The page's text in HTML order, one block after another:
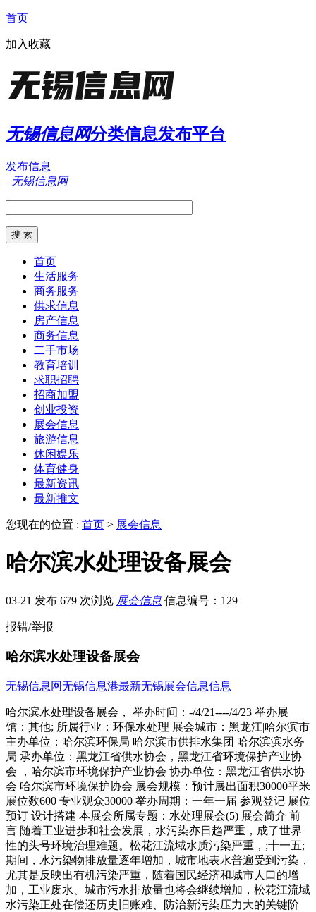
首页
加入收藏
无锡信息网分类信息发布平台
发布信息
无锡信息网
首页
生活服务
商务服务
供求信息
房产信息
商务信息
二手市场
教育培训
求职招聘
招商加盟
创业投资
展会信息
旅游信息
休闲娱乐
体育健身
最新资讯
最新推文
您现在的位置 : 首页 > 展会信息
哈尔滨水处理设备展会
03-21 发布 679 次浏览 展会信息 信息编号：129
报错/举报
哈尔滨水处理设备展会
无锡信息网无锡信息港最新无锡展会信息信息
哈尔滨水处理设备展会， 举办时间：-/4/21----/4/23 举办展
馆：其他; 所属行业：环保水处理 展会城市：黑龙江|哈尔滨市
主办单位：哈尔滨环保局 哈尔滨市供排水集团 哈尔滨滨水务
局 承办单位：黑龙江省供水协会，黑龙江省环境保护产业协
会 ，哈尔滨市环境保护产业协会 协办单位：黑龙江省供水协
会 哈尔滨市环境保护协会 展会规模：预计展出面积30000平米
展位数600 专业观众30000 举办周期：一年一届 参观登记 展位
预订 设计搭建 本展会所属专题：水处理展会(5) 展会简介 前
言 随着工业进步和社会发展，水污染亦日趋严重，成了世界
性的头号环境治理难题。松花江流域水质污染严重，;十一五;
期间，水污染物排放量逐年增加，城市地表水普遍受到污染，
尤其是反映出有机污染严重，随着国民经济和城市人口的增
加，工业废水、城市污水排放量也将会继续增加，松花江流域
水污染正处在偿还历史旧账难、防治新污染压力大的关键阶